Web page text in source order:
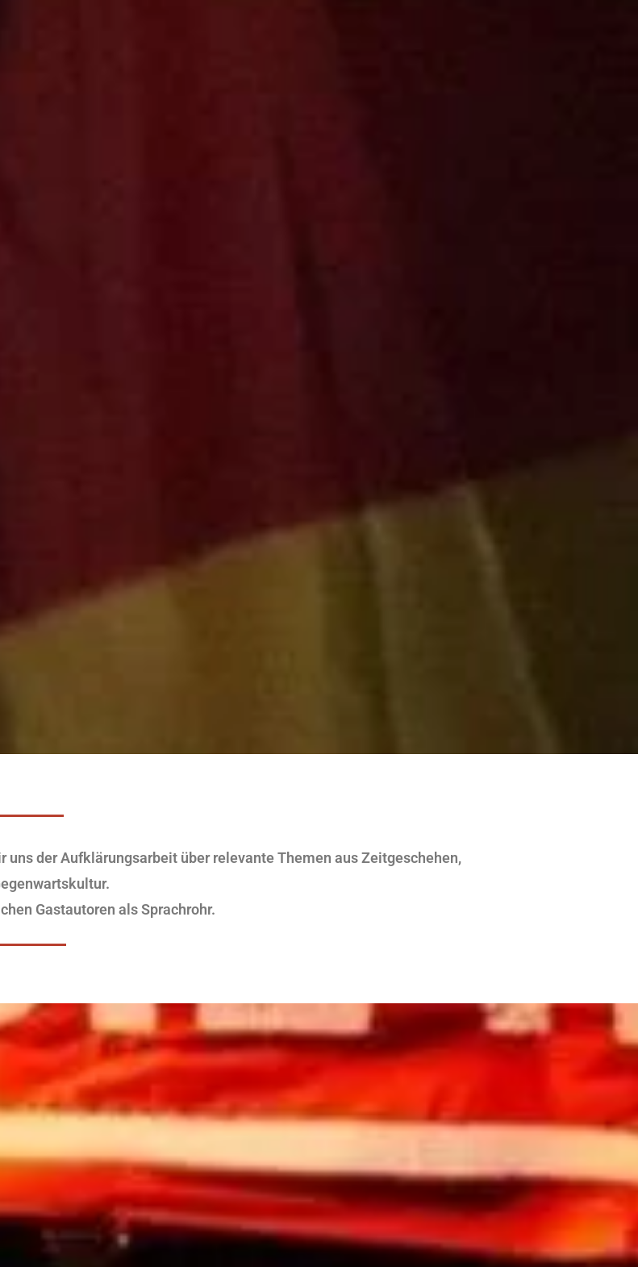
der Aufklärungsarbeit über relevante Themen aus Zeitgeschehen,
Gastautoren als Sprachrohr.